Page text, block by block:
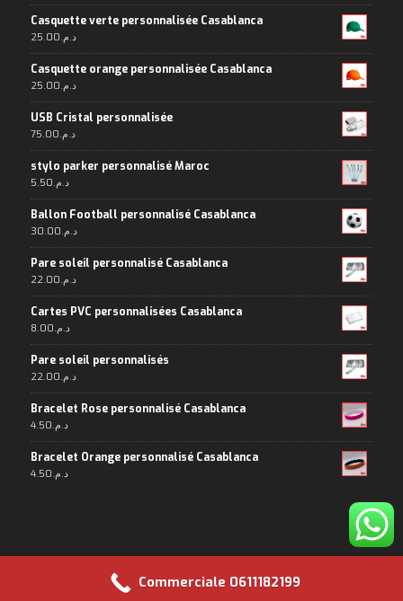
Casquette verte personnalisée Casablanca
د.م.25.00
Casquette orange personnalisée Casablanca
د.م.25.00
USB Cristal personnalisée
د.م.75.00
stylo parker personnalisé Maroc
د.م.5.50
Ballon Football personnalisé Casablanca
د.م.30.00
Pare soleil personnalisé Casablanca
د.م.22.00
Cartes PVC personnalisées Casablanca
د.م.8.00
Pare soleil personnalisés
د.م.22.00
Bracelet Rose personnalisé Casablanca
د.م.4.50
Bracelet Orange personnalisé Casablanca
د.م.4.50
Copyright 2024© Maroc-ObjetCommerciale 0611182199